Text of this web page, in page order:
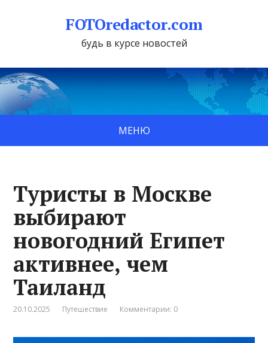
FOTOredactor.com
будь в курсе новостей
МЕНЮ
Туристы в Москве
выбирают
новогодний Египет
активнее, чем
Таиланд
20.10.2025 Путешествие Комментарии: 0